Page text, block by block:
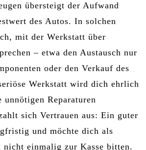
übersteigt der Aufwand
des Autos. In solchen
mit der Werkstatt über
– etwa den Austausch nur
oder den Verkauf des
Werkstatt wird dich ehrlich
unnötigen Reparaturen
sich Vertrauen aus: Ein guter
und möchte dich als
nicht einmalig zur Kasse bitten.